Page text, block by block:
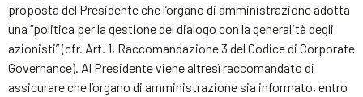
proposta del Presidente che l’organo di amministrazione adotta
una “politica per la gestione del dialogo con la generalità degli
azionisti” (cfr. Art. 1, Raccomandazione 3 del Codice di Corporate
Governance). Al Presidente viene altresì raccomandato di
assicurare che l’organo di amministrazione sia informato, entro